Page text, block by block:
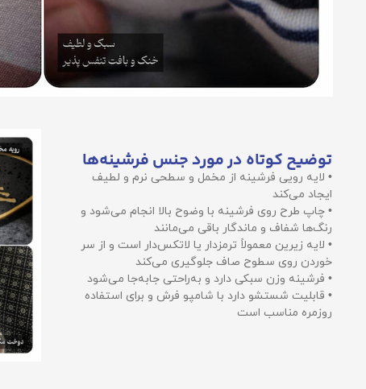
توضیح کوتاه در مورد جنس فرشینه‌ها
• لایه رویی فرشینه از مخمل و سطحی نرم و لطیف
ایجاد می‌کند
• چاپ طرح روی فرشینه با وضوح بالا انجام می‌شود و
رنگ‌ها شفاف و ماندگار باقی می‌مانند
• لایه زیرین معمولاً ترمزدار یا لاتکس‌دار است و از سر
خوردن روی سطوح صاف جلوگیری می‌کند
• فرشینه وزن سبکی دارد و به‌راحتی جابه‌جا می‌شود
• قابلیت شستشو دارد با شامپو فرش و برای استفاده
روزمره مناسب است